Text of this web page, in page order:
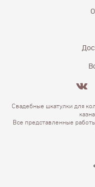
Свадебные шкатулки для
Все представленные